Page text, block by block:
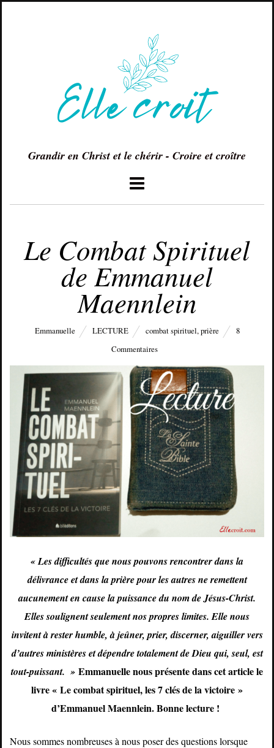
Grandir en Christ et le chérir - Croire et croître
Le Combat Spirituel
de Emmanuel
Maennlein
Emmanuelle LECTURE combat spirituel,prière
8
Commentaires
« Les difficultés que nous pouvons rencontrer dans la
délivrance et dans la prière pour les autres ne remettent
aucunement en cause la puissance du nom de Jésus-Christ.
Elles soulignent seulement nos propres limites. Elle nous
invitent à rester humble, à jeûner, prier, discerner, aiguiller vers
d’autres ministères et dépendre totalement de Dieu qui, seul, est
tout-puissant. » Emmanuelle nous présente dans cet article le
livre « Le combat spirituel, les 7 clés de la victoire »
d’Emmanuel Maennlein. Bonne lecture !
Nous sommes nombreuses à nous poser des questions lorsque